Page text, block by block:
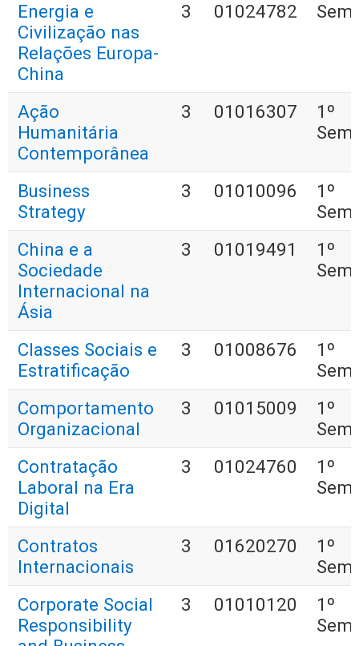
Energia e
Civilização nas
Relações Europa-
China
3 01024782
Ação
Humanitária
Contemporânea
3 01016307
1º
Business
Strategy
3 01010096
1º
China e a
Sociedade
Internacional na
Ásia
3 01019491
1º
Classes Sociais e
Estratificação
3 01008676
1º
Comportamento
Organizacional
3 01015009
1º
Contratação
Laboral na Era
Digital
3 01024760
1º
Contratos
Internacionais
3 01620270
1º
Corporate Social
Responsibility
3 01010120
1º